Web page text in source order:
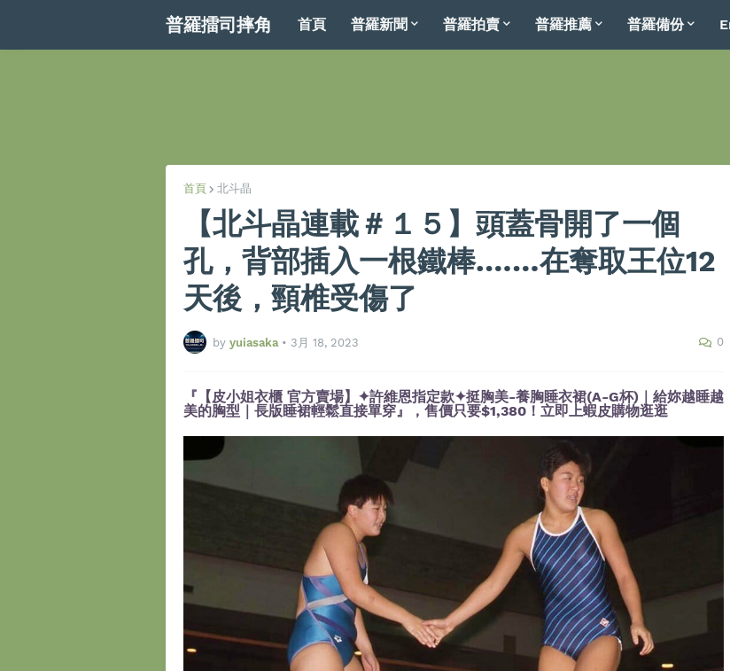
普羅擂司摔角 首頁 普羅新聞 普羅拍賣 普羅推薦 普羅備份
首頁 北斗晶
【北斗晶連載＃１５】頭蓋骨開了一個
孔，背部插入一根鐵棒.……在奪取王位12
天後，頸椎受傷了
by yuiasaka • 3月 18, 2023 0
『【皮小姐衣櫃 官方賣場】✦許維恩指定款✦挺胸美-養胸睡衣裙(A-G杯)｜給妳越睡越
美的胸型｜長版睡裙輕鬆直接單穿』，售價只要$1,380！立即上蝦皮購物逛逛